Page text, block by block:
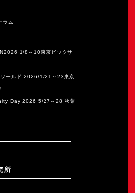
ラム
1/8～10東京ビックサ
ワールド 2026/1/21～23東京
Day 2026 5/27～28 秋葉
所